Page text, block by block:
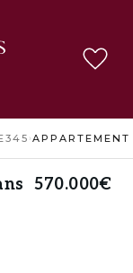
›
570.000€